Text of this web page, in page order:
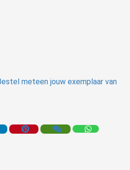
meteen jouw exemplaar van